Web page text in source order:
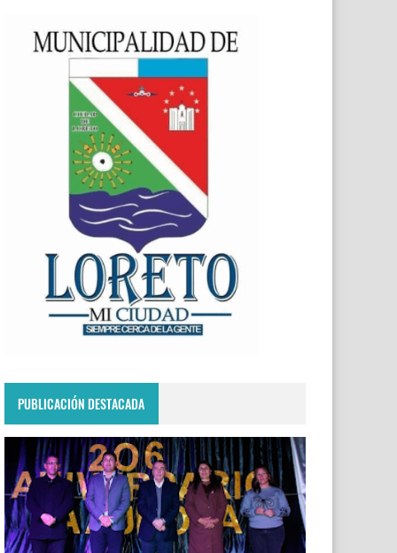
PUBLICACIÓN DESTACADA